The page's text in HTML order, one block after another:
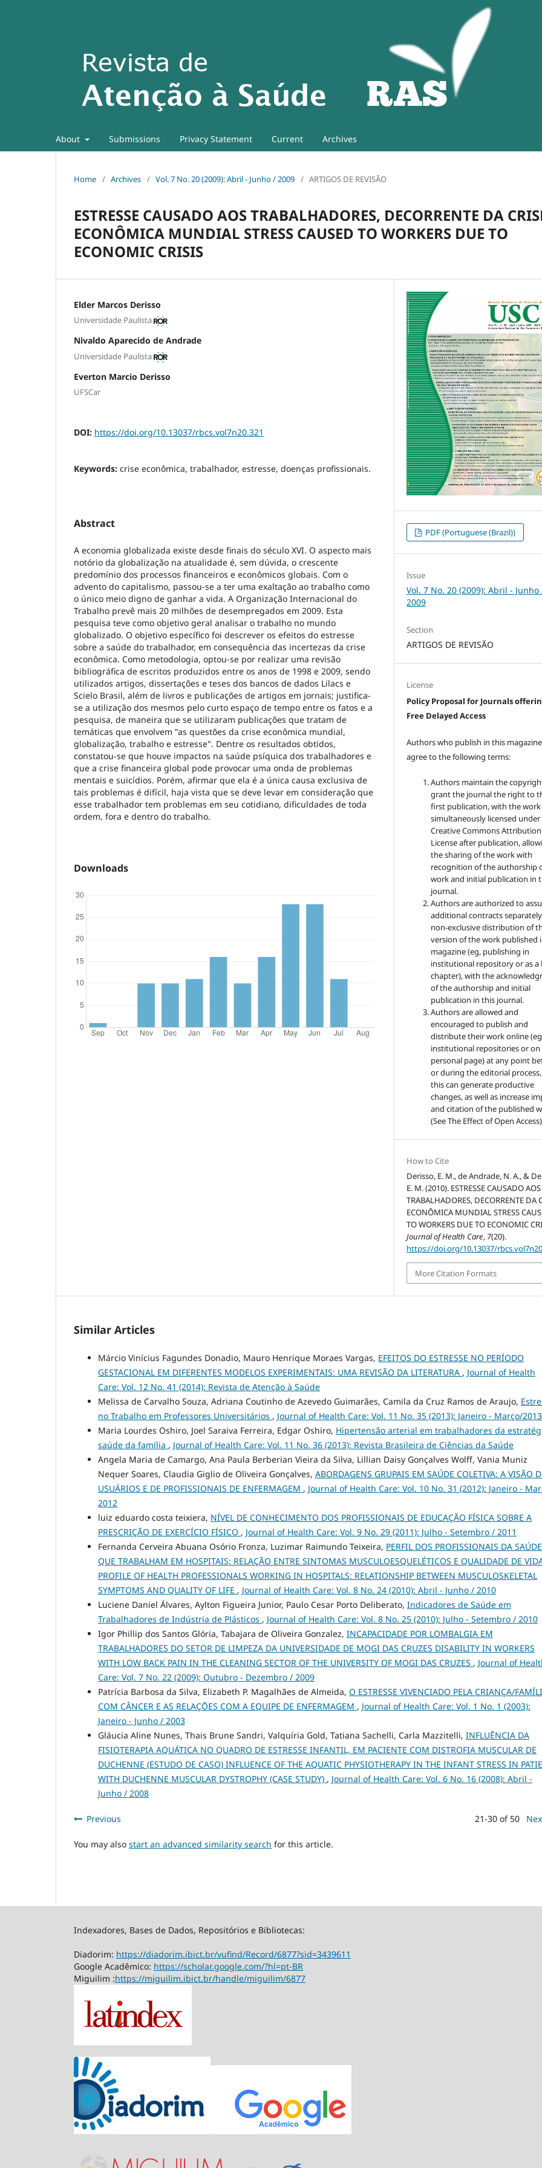
About Submissions Privacy Statement Current Archives
Home / Archives / Vol. 7 No. 20 (2009): Abril - Junho / 2009 / ARTIGOS DE REVISÃO
ESTRESSE CAUSADO AOS TRABALHADORES, DECORRENTE DA
ECONÔMICA MUNDIAL STRESS CAUSED TO WORKERS DUE TO
ECONOMIC CRISIS
Elder Marcos Derisso
Universidade Paulista
Nivaldo Aparecido de Andrade
Universidade Paulista
Everton Marcio Derisso
UFSCar
DOI: https://doi.org/10.13037/rbcs.vol7n20.321
Keywords: crise econômica, trabalhador, estresse, doenças profissionais.
Abstract
A economia globalizada existe desde finais do século XVI. O aspecto mais
notório da globalização na atualidade é, sem dúvida, o crescente
predomínio dos processos financeiros e econômicos globais. Com o
advento do capitalismo, passou-se a ter uma exaltação ao trabalho como
o único meio digno de ganhar a vida. A Organização Internacional do
Trabalho prevê mais 20 milhões de desempregados em 2009. Esta
pesquisa teve como objetivo geral analisar o trabalho no mundo
globalizado. O objetivo específico foi descrever os efeitos do estresse
sobre a saúde do trabalhador, em consequência das incertezas da crise
econômica. Como metodologia, optou-se por realizar uma revisão
bibliográfica de escritos produzidos entre os anos de 1998 e 2009, sendo
utilizados artigos, dissertações e teses dos bancos de dados Lilacs e
Scielo Brasil, além de livros e publicações de artigos em jornais; justifica-
se a utilização dos mesmos pelo curto espaço de tempo entre os fatos e a
pesquisa, de maneira que se utilizaram publicações que tratam de
temáticas que envolvem "as questões da crise econômica mundial,
globalização, trabalho e estresse". Dentre os resultados obtidos,
constatou-se que houve impactos na saúde psíquica dos trabalhadores e
que a crise financeira global pode provocar uma onda de problemas
mentais e suicídios. Porém, afirmar que ela é a única causa exclusiva de
tais problemas é difícil, haja vista que se deve levar em consideração que
esse trabalhador tem problemas em seu cotidiano, dificuldades de toda
ordem, fora e dentro do trabalho.
Downloads
PDF (Portuguese (Brazil))
Issue
Vol. 7 No. 20 (2009): Abril - Junho
2009
Section
ARTIGOS DE REVISÃO
License
Policy Proposal for Journals
Free Delayed Access
Authors who publish in this magazine
agree to the following terms:
Authors maintain the
grant the journal the right to
first publication, with the work
simultaneously licensed under
Creative Commons Attribution
License after publication,
the sharing of the work with
recognition of the authorship
work and initial publication in
journal.
Authors are authorized to
additional contracts
non-exclusive distribution of
version of the work published
magazine (eg, publishing in
institutional repository or as a
chapter), with the
of the authorship and initial
publication in this journal.
Authors are allowed and
encouraged to publish and
distribute their work online
institutional repositories or
personal page) at any point
or during the editorial
this can generate productive
changes, as well as increase
and citation of the published
(See The Effect of Open
How to Cite
Derisso, E. M., de Andrade, N. A., &
E. M. (2010). ESTRESSE CAUSADO AOS
TRABALHADORES, DECORRENTE DA
ECONÔMICA MUNDIAL STRESS
TO WORKERS DUE TO ECONOMIC
Journal of Health Care, 7(20).
https://doi.org/10.13037/
More Citation Formats
Similar Articles
Márcio Vinícius Fagundes Donadio, Mauro Henrique Moraes Vargas, EFEITOS DO ESTRESSE NO PERÍODO
GESTACIONAL EM DIFERENTES MODELOS EXPERIMENTAIS: UMA REVISÃO DA LITERATURA , Journal of Health
Care: Vol. 12 No. 41 (2014): Revista de Atenção à Saúde
Melissa de Carvalho Souza, Adriana Coutinho de Azevedo Guimarães, Camila da Cruz Ramos de Araujo,
no Trabalho em Professores Universitários , Journal of Health Care: Vol. 11 No. 35 (2013): Janeiro - Março/2013
Maria Lourdes Oshiro, Joel Saraiva Ferreira, Edgar Oshiro, Hipertensão arterial em trabalhadores da
saúde da família , Journal of Health Care: Vol. 11 No. 36 (2013): Revista Brasileira de Ciências da Saúde
Angela Maria de Camargo, Ana Paula Berberian Vieira da Silva, Lillian Daisy Gonçalves Wolff, Vania Muniz
Nequer Soares, Claudia Giglio de Oliveira Gonçalves, ABORDAGENS GRUPAIS EM SAÚDE COLETIVA: A VISÃO
USUÁRIOS E DE PROFISSIONAIS DE ENFERMAGEM , Journal of Health Care: Vol. 10 No. 31 (2012): Janeiro -
2012
luiz eduardo costa teixiera, NÍVEL DE CONHECIMENTO DOS PROFISSIONAIS DE EDUCAÇÃO FÍSICA SOBRE A
PRESCRIÇÃO DE EXERCÍCIO FÍSICO , Journal of Health Care: Vol. 9 No. 29 (2011): Julho - Setembro / 2011
Fernanda Cerveira Abuana Osório Fronza, Luzimar Raimundo Teixeira, PERFIL DOS PROFISSIONAIS DA SAÚDE
QUE TRABALHAM EM HOSPITAIS: RELAÇÃO ENTRE SINTOMAS MUSCULOESQUELÉTICOS E QUALIDADE DE
PROFILE OF HEALTH PROFESSIONALS WORKING IN HOSPITALS: RELATIONSHIP BETWEEN MUSCULOSKELETAL
SYMPTOMS AND QUALITY OF LIFE , Journal of Health Care: Vol. 8 No. 24 (2010): Abril - Junho / 2010
Luciene Daniel Álvares, Aylton Figueira Junior, Paulo Cesar Porto Deliberato, Indicadores de Saúde em
Trabalhadores de Indústria de Plásticos , Journal of Health Care: Vol. 8 No. 25 (2010): Julho - Setembro / 2010
Igor Phillip dos Santos Glória, Tabajara de Oliveira Gonzalez, INCAPACIDADE POR LOMBALGIA EM
TRABALHADORES DO SETOR DE LIMPEZA DA UNIVERSIDADE DE MOGI DAS CRUZES DISABILITY IN WORKERS
WITH LOW BACK PAIN IN THE CLEANING SECTOR OF THE UNIVERSITY OF MOGI DAS CRUZES , Journal of
Care: Vol. 7 No. 22 (2009): Outubro - Dezembro / 2009
Patrícia Barbosa da Silva, Elizabeth P. Magalhães de Almeida, O ESTRESSE VIVENCIADO PELA CRIANÇA/
COM CÂNCER E AS RELAÇÕES COM A EQUIPE DE ENFERMAGEM , Journal of Health Care: Vol. 1 No. 1 (2003):
Janeiro - Junho / 2003
Gláucia Aline Nunes, Thais Brune Sandri, Valquíria Gold, Tatiana Sachelli, Carla Mazzitelli, INFLUÊNCIA DA
FISIOTERAPIA AQUÁTICA NO QUADRO DE ESTRESSE INFANTIL, EM PACIENTE COM DISTROFIA MUSCULAR DE
DUCHENNE (ESTUDO DE CASO) INFLUENCE OF THE AQUATIC PHYSIOTHERAPY IN THE INFANT STRESS IN
WITH DUCHENNE MUSCULAR DYSTROPHY (CASE STUDY) , Journal of Health Care: Vol. 6 No. 16 (2008): Abril -
Junho / 2008
Previous 21-30 of 50
You may also start an advanced similarity search for this article.
Indexadores, Bases de Dados, Repositórios e Bibliotecas:
Diadorim: https://diadorim.ibict.br/vufind/Record/6877?sid=3439611
Google Acadêmico: https://scholar.google.com/?hl=pt-BR
Miguilim :https://miguilim.ibict.br/handle/miguilim/6877